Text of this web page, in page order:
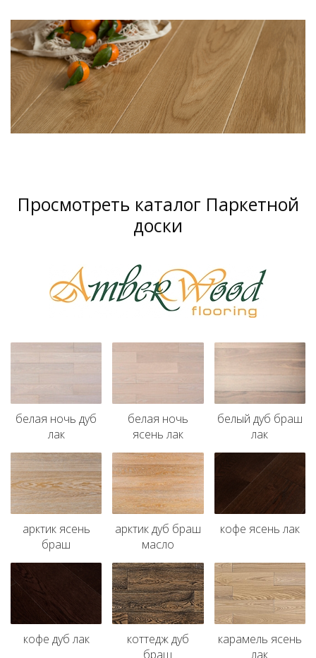
Просмотреть каталог Паркетной
доски
белая ночь дуб
лак
белая ночь
ясень лак
белый дуб браш
лак
арктик ясень
браш
арктик дуб браш
масло
кофе ясень лак
кофе дуб лак
коттедж дуб
браш
карамель ясень
лак